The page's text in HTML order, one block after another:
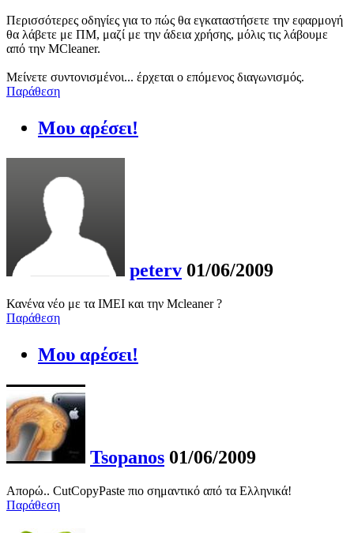
Περισσότερες οδηγίες για το πώς θα εγκαταστήσετε την εφαρμογή
θα λάβετε με ΠΜ, μαζί με την άδεια χρήσης, μόλις τις λάβουμε
από την MCleaner.
Μείνετε συντονισμένοι... έρχεται ο επόμενος διαγωνισμός.
Παράθεση
Μου αρέσει!
peterv 01/06/2009
Κανένα νέο με τα IMEI και την Mcleaner ?
Παράθεση
Μου αρέσει!
Tsopanos 01/06/2009
Απορώ.. CutCopyPaste πιο σημαντικό από τα Ελληνικά!
Παράθεση